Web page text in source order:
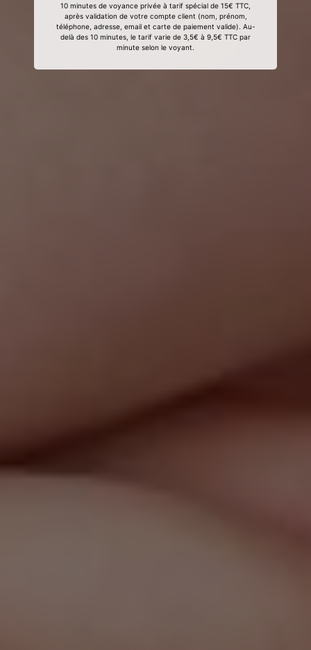
10 minutes de voyance privée à tarif spécial de 15€ TTC,
après validation de votre compte client (nom, prénom,
téléphone, adresse, email et carte de paiement valide). Au-
delà des 10 minutes, le tarif varie de 3,5€ à 9,5€ TTC par
minute selon le voyant.